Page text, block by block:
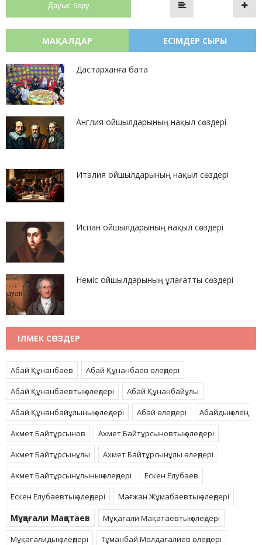
Дауыс беру
МАҚАЛДАР ЕСІМДЕР СЫРЫ
Дастарханға бата
Англия ойшылдарының нақыл сөздері
Италия ойшылдарының нақыл сөздері
Испан ойшылдарының нақыл сөздері
Неміс ойшылдарының ұлағатты сөздері
ІЛМЕК СӨЗДЕР
Абай Құнанбаев
Абай Құнанбаев өлеңдері
Абай Құнанбаевтың өлеңдері
Абай Құнанбайұлы
Абай Құнанбайұлының өлеңдері
Абай өлеңдері
Абайдың өлеңі
Ахмет Байтұрсынов
Ахмет Байтұрсыновтың өлеңдері
Ахмет Байтұрсынұлы
Ахмет Байтұрсынұлы өлеңдері
Ахмет Байтұрсынұлының өлеңдері
Ескен Елубаев
Ескен Елубаевтың өлеңдері
Мағжан Жұмабаевтың өлеңдері
Мұқағали Мақатаев
Мұқағали Мақатаевтың өлеңдері
Мұқағалидың өлеңдері
Тұманбай Молдағалиев өлеңдері